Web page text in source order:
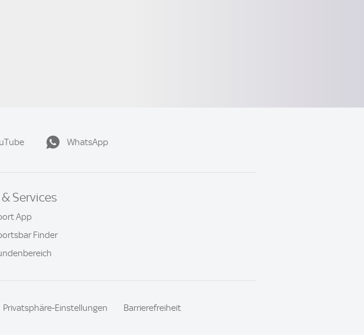
WhatsApp
Services
App
Finder
Privatsphäre-Einstellungen Barrierefreiheit